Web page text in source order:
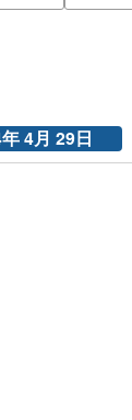
4月 29日